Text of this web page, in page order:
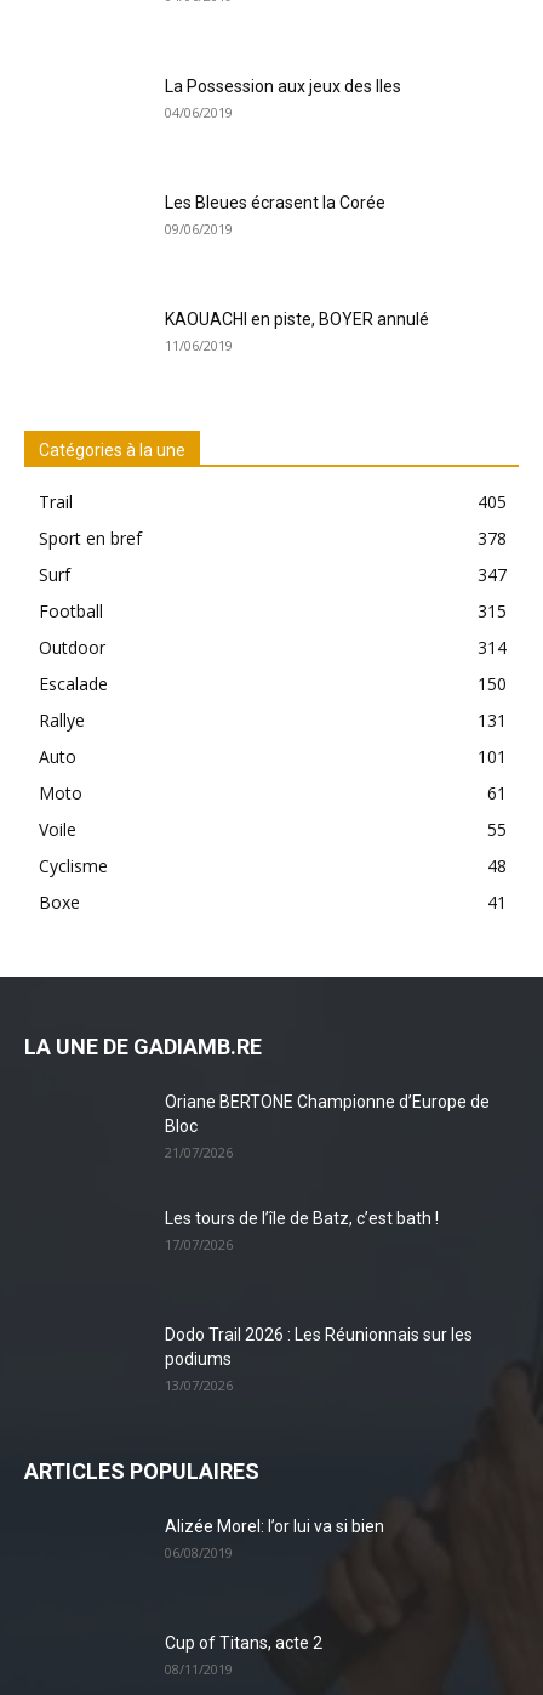
La Possession aux jeux des Iles
04/06/2019
Les Bleues écrasent la Corée
09/06/2019
KAOUACHI en piste, BOYER annulé
11/06/2019
Catégories à la une
Trail
405
Sport en bref
378
Surf
347
Football
315
Outdoor
314
Escalade
150
Rallye
131
Auto
101
Moto
61
Voile
55
Cyclisme
48
Boxe
41
LA UNE DE GADIAMB.RE
Oriane BERTONE Championne d’Europe de
Bloc
21/07/2026
Les tours de l’île de Batz, c’est bath !
17/07/2026
Dodo Trail 2026 : Les Réunionnais sur les
podiums
13/07/2026
ARTICLES POPULAIRES
Alizée Morel: l’or lui va si bien
06/08/2019
Cup of Titans, acte 2
08/11/2019